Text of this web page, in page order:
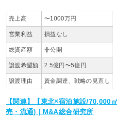
売上高 〜1000万円
営業利益 損益なし
総資産額 非公開
譲渡希望額 2.5億円〜5億円
譲渡理由 資金調達、戦略の見直し
【関連】【東北×宿泊施設/70,000
売・流通) | M&A総合研究所